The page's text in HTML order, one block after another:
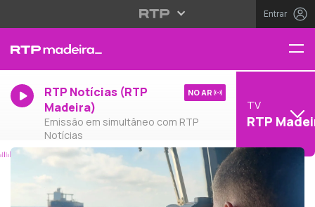
Entrar
RTP Notícias (RTP
Madeira)
Emissão em simultâneo com RTP
Notícias
NO AR
TV
RTP